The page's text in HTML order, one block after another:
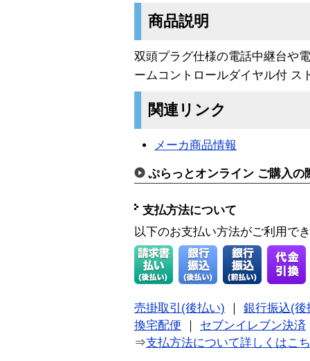
商品説明
双頭プラグ仕様の電話中継台や
ームコントロールダイヤル付 ス
関連リンク
メーカ商品情報
ぷらっとオンライン ご購入の
支払方法について
以下のお支払い方法がご利用で
売掛取引(後払い)
銀行振込(後
換宅配便
セブンイレブン決済
⇒支払方法について詳しくはこ